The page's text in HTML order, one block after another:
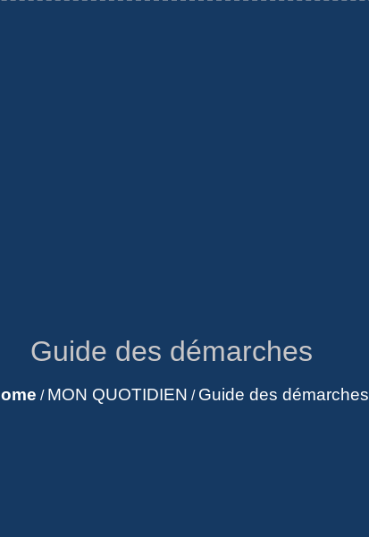
Guide des démarches
/ MON QUOTIDIEN / Guide des démarches